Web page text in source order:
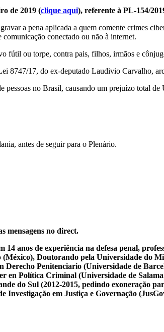
de 2019 (clique aqui), referente à PL-154/
a pena aplicada a quem comente crimes
conectado ou não à internet.
fútil ou torpe, contra pais, filhos, irmãos e
8747/17, do ex-deputado Laudivio Carvalho,
no Brasil, causando um prejuízo total de
antes de seguir para o Plenário.
mensagens no direct.
anos de experiência na defesa penal,
Doutorando pela Universidade do
Penitenciario (Universidade de
Política Criminal (Universidade de
do Sul (2012-2015, pedindo exoneração
Investigação em Justiça e Governação